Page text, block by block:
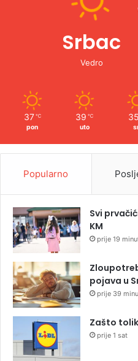
Srbac
Vedro
37 ℃
pon
39 ℃
uto
35
Popularno
Svi
KM
prije 19
pojava u
prije 39
Zašto
prije 1 sat